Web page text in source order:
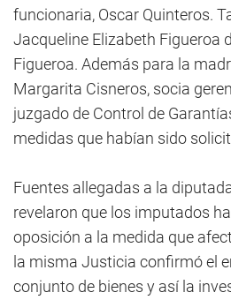
funcionaria, Oscar Quinteros.
Jacqueline Elizabeth Figueroa
Figueroa. Además para la
Margarita Cisneros, socia
juzgado de Control de
medidas que habían sido
Fuentes allegadas a la
revelaron que los imputados
oposición a la medida que
la misma Justicia confirmó el
conjunto de bienes y así la